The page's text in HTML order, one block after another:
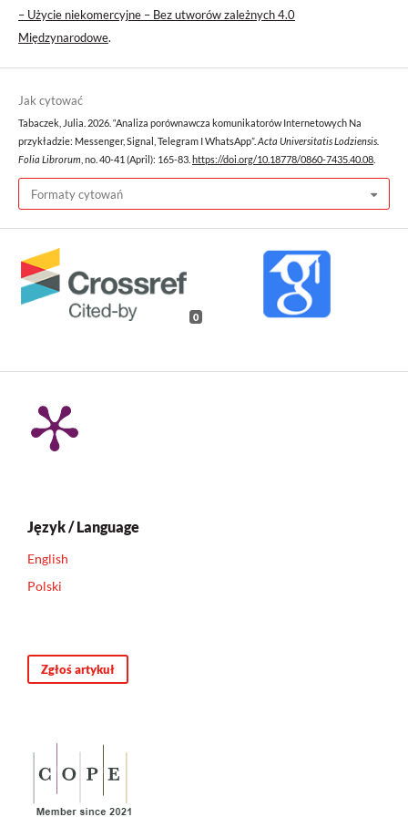
– Użycie niekomercyjne – Bez utworów zależnych 4.0
Międzynarodowe.
Jak cytować
Tabaczek, Julia. 2026. “Analiza porównawcza komunikatorów Internetowych Na
przykładzie: Messenger, Signal, Telegram I WhatsApp”. Acta Universitatis Lodziensis.
Folia Librorum , no. 40-41 (April): 165-83. https://doi.org/10.18778/0860-7435.40.08
Formaty cytowań
0
Język / Language
English
Polski
Zgłoś artykuł